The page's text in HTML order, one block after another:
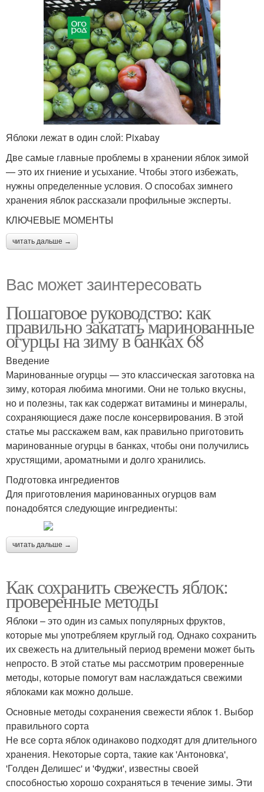
Яблоки лежат в один слой: Pixabay
Две самые главные проблемы в хранении яблок зимой
— это их гниение и усыхание. Чтобы этого избежать,
нужны определенные условия. О способах зимнего
хранения яблок рассказали профильные эксперты.
КЛЮЧЕВЫЕ МОМЕНТЫ
читать дальше →
Вас может заинтересовать
Пошаговое руководство: как
правильно закатать маринованные
огурцы на зиму в банках 68
Введение
Маринованные огурцы — это классическая заготовка на
зиму, которая любима многими. Они не только вкусны,
но и полезны, так как содержат витамины и минералы,
сохраняющиеся даже после консервирования. В этой
статье мы расскажем вам, как правильно приготовить
маринованные огурцы в банках, чтобы они получились
хрустящими, ароматными и долго хранились.
Подготовка ингредиентов
Для приготовления маринованных огурцов вам
понадобятся следующие ингредиенты:
читать дальше →
Как сохранить свежесть яблок:
проверенные методы
Яблоки – это один из самых популярных фруктов,
которые мы употребляем круглый год. Однако сохранить
их свежесть на длительный период времени может быть
непросто. В этой статье мы рассмотрим проверенные
методы, которые помогут вам наслаждаться свежими
яблоками как можно дольше.
Основные методы сохранения свежести яблок 1. Выбор
правильного сорта
Не все сорта яблок одинаково подходят для длительного
хранения. Некоторые сорта, такие как 'Антоновка',
'Голден Делишес' и 'Фуджи', известны своей
способностью хорошо сохраняться в течение зимы. Эти